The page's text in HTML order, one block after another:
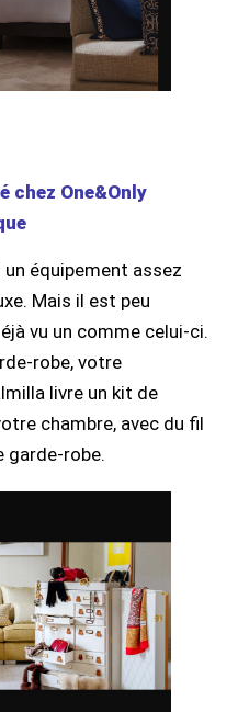
chez One&Only
équipement assez
Mais il est peu
vu un comme celui-ci.
robe, votre
livre un kit de
chambre, avec du fil
robe.